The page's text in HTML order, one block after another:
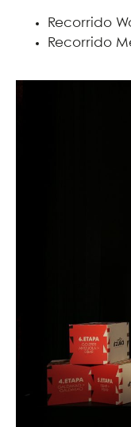
Recorrido
Recorrido